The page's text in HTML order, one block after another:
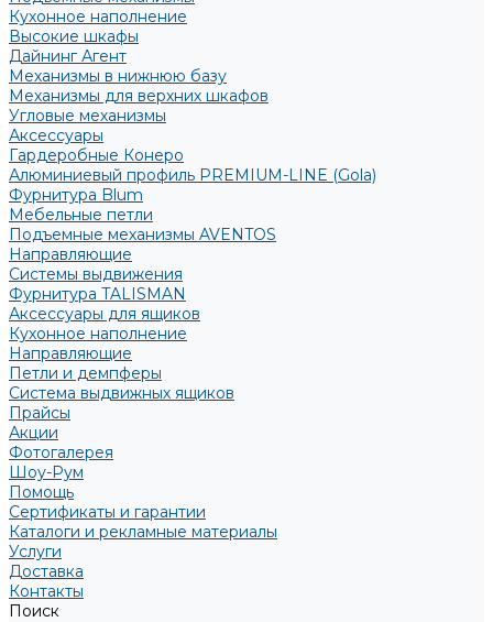
Кухонное наполнение
Высокие шкафы
Дайнинг Агент
Механизмы в нижнюю базу
Механизмы для верхних шкафов
Угловые механизмы
Аксессуары
Гардеробные Конеро
Алюминиевый профиль PREMIUM-LINE (Gola)
Фурнитура Blum
Мебельные петли
Подъемные механизмы AVENTOS
Направляющие
Системы выдвижения
Фурнитура TALISMAN
Аксессуары для ящиков
Кухонное наполнение
Направляющие
Петли и демпферы
Система выдвижных ящиков
Прайсы
Акции
Фотогалерея
Шоу-Рум
Помощь
Сертификаты и гарантии
Каталоги и рекламные материалы
Услуги
Доставка
Контакты
Поиск